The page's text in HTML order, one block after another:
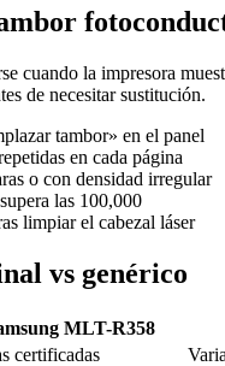
cuando la impresora
de necesitar sustitución.
tambor» en el panel
en cada página
o con densidad irregular
las 100,000
limpiar el cabezal láser
vs genérico
MLT-R358
certificadas